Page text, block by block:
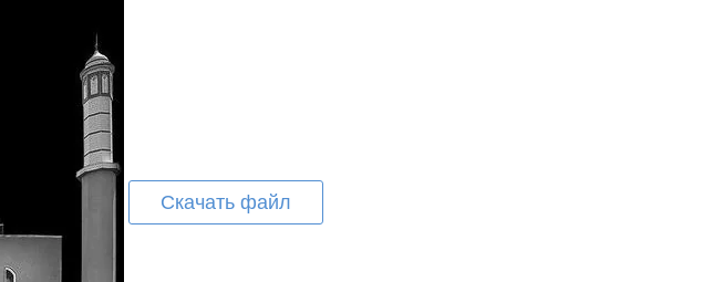
Скачать файл